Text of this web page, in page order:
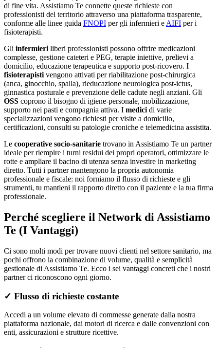
di fine vita. Assistiamo Te connette queste richieste con
professionisti del territorio attraverso una piattaforma trasparente,
conforme alle linee guida FNOPI per gli infermieri e AIFI per i
fisioterapisti.
Gli infermieri liberi professionisti possono offrire medicazioni
complesse, gestione cateteri e PEG, terapie iniettive, prelievi a
domicilio, educazione terapeutica e supporto post-ricovero. I
fisioterapisti vengono attivati per riabilitazione post-chirurgica
(anca, ginocchio, spalla), rieducazione neurologica post-ictus,
ginnastica posturale e prevenzione delle cadute negli anziani. Gli
OSS coprono il bisogno di igiene-personale, mobilizzazione,
supporto nei pasti e compagnia attiva. I medici di varie
specializzazioni vengono richiesti per visite a domicilio,
certificazioni, consulti su patologie croniche e telemedicina assistita.
Le cooperative socio-sanitarie trovano in Assistiamo Te un partner
ideale per riempire i turni residui dei propri operatori, ottimizzare le
rotte e ampliare il bacino di utenza senza investire in marketing
diretto. Tutti i partner mantengono la propria autonomia
professionale e fiscale: noi forniamo il flusso di richieste e gli
strumenti, tu mantieni il rapporto diretto con il paziente e la tua firma
professionale.
Perché scegliere il Network di Assistiamo
Te (I Vantaggi)
Ci sono molti modi per trovare nuovi clienti nel settore sanitario, ma
pochi offrono la combinazione di volume, qualità e semplicità
gestionale di Assistiamo Te. Ecco i sei vantaggi concreti che i nostri
partner ci riconoscono ogni giorno.
✓ Flusso di richieste costante
Accedi a un volume elevato di commesse generate dalla nostra
piattaforma nazionale, dai motori di ricerca e dalle convenzioni con
enti, assicurazioni e strutture ricettive.